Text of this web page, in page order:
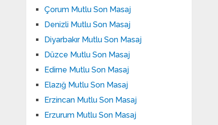
Çorum Mutlu Son Masaj
Denizli Mutlu Son Masaj
Diyarbakır Mutlu Son Masaj
Düzce Mutlu Son Masaj
Edirne Mutlu Son Masaj
Elazığ Mutlu Son Masaj
Erzincan Mutlu Son Masaj
Erzurum Mutlu Son Masaj